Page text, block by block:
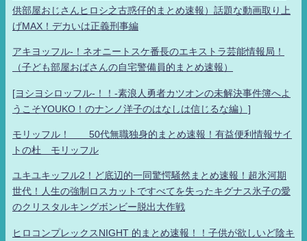
供部屋おじさんヒロシ之古惑仔的まとめ速報）話題な動画取り上
げMAX！デカいは正義刑事編
アキヨッフル-！ネオニートスケ番長のエキストラ芸能情報局！
（子ども部屋おばさんの自宅警備員的まとめ速報）
[ヨシヨシロッフル-！！-素浪人勇者カツオンの未解決事件簿へよ
うこそYOUKO！のナンノ洋子のはなしは信じるな編）]
モリッフル！ 50代無職独身的まとめ速報！有益便利情報サイ
トの杜 モリッフル
ユキユキッフル2！ど底辺的一同驚愕騒然まとめ速報！超氷河期
世代！人生の強制ロスカットですべてを失ったキグナス氷子の愛
のクリスタルキングボンビー脱出大作戦
ヒロコンプレックスNIGHT 的まとめ速報！！子供が欲しいど陰キ